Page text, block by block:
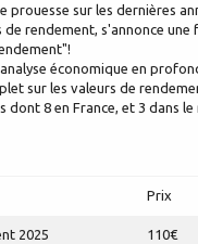
prouesse sur les dernières
de rendement, s'annonce une
économique en
sur les valeurs de
dont 8 en France, et 3 dans
Prix
2025 110€